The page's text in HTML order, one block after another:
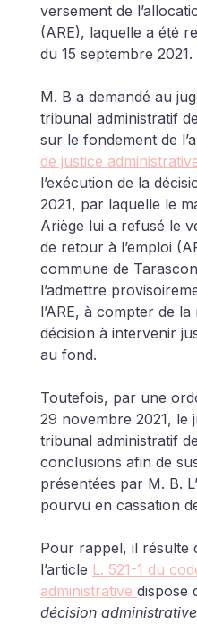
versement de
(ARE), laquelle a été
du 15 septembre 2021.
M. B a demandé au
tribunal administratif
sur le fondement de
de justice
l’exécution de la
2021, par laquelle le
Ariège lui a refusé le
de retour à l’emploi
commune de
l’admettre
l’ARE, à compter de
décision à intervenir
au fond.
Toutefois, par une
29 novembre 2021, le
tribunal administratif
conclusions afin de
présentées par M. B.
pourvu en cassation
Pour rappel, il résulte
l’article L. 521-1 du
administrative dispose
décision